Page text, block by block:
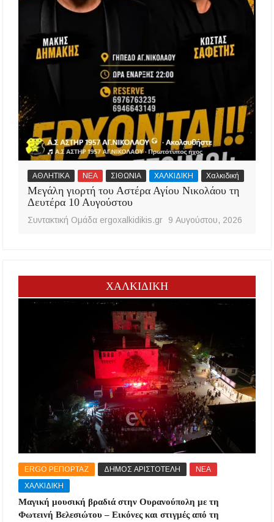
ΑΘΛΗΤΙΚΑ ΝΕΑ ΣΙΘΩΝΙΑ ΧΑΛΚΙΔΙΚΗ Χαλκιδική
Μεγάλη γιορτή του Αστέρα Αγίου Νικολάου τη
Δευτέρα 10 Αυγούστου
Συντακτική Ομάδα ergoxalkidikis.gr 9 Αυγούστου, 2026
ΧΑΛΚΙΔΙΚΗ
ERGO ΡΕΠΟΡΤΑΖ ΔΗΜΟΣ ΑΡΙΣΤΟΤΕΛΗ
ΝΕΑ
ΧΑΛΚΙΔΙΚΗ
Μαγική μουσική βραδιά στην Ουρανούπολη με τη
Φωτεινή Βελεσιώτου – Εικόνες και στιγμές από τη